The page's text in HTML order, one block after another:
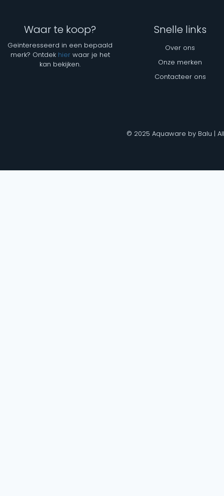
Waar te koop?
Geïnteresseerd in een bepaald
merk? Ontdek hierwaar je het
kan bekijken.
Snelle links
Over ons
Onze merken
Contacteer ons
© 2025 Aquaware by Balu |